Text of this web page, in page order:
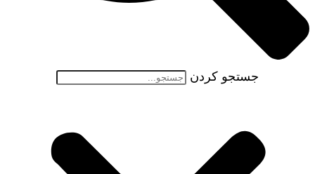
جستجو کردن